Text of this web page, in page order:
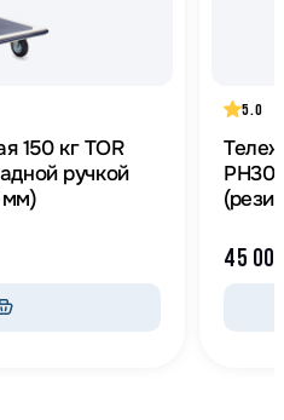
150 кг TOR
ручкой
мм)
5.0
45